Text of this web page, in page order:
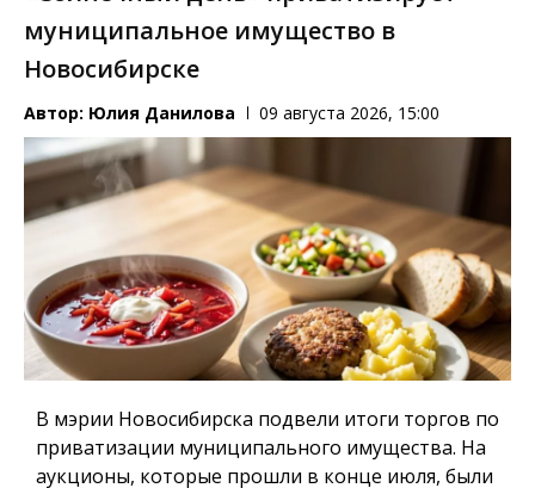
муниципальное имущество в
Новосибирске
Автор: Юлия Данилова 09 августа 2026, 15:00
В мэрии Новосибирска подвели итоги торгов по
приватизации муниципального имущества. На
аукционы, которые прошли в конце июля, были